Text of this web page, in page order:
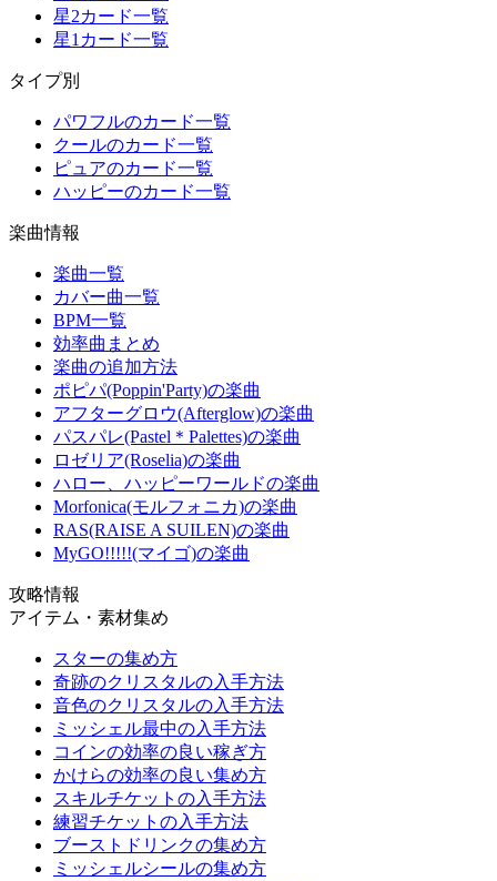
星2カード一覧
星1カード一覧
タイプ別
パワフルのカード一覧
クールのカード一覧
ピュアのカード一覧
ハッピーのカード一覧
楽曲情報
楽曲一覧
カバー曲一覧
BPM一覧
効率曲まとめ
楽曲の追加方法
ポピパ(Poppin'Party)の楽曲
アフターグロウ(Afterglow)の楽曲
パスパレ(Pastel＊Palettes)の楽曲
ロゼリア(Roselia)の楽曲
ハロー、ハッピーワールドの楽曲
Morfonica(モルフォニカ)の楽曲
RAS(RAISE A SUILEN)の楽曲
MyGO!!!!!(マイゴ)の楽曲
攻略情報
アイテム・素材集め
スターの集め方
奇跡のクリスタルの入手方法
音色のクリスタルの入手方法
ミッシェル最中の入手方法
コインの効率の良い稼ぎ方
かけらの効率の良い集め方
スキルチケットの入手方法
練習チケットの入手方法
ブーストドリンクの集め方
ミッシェルシールの集め方